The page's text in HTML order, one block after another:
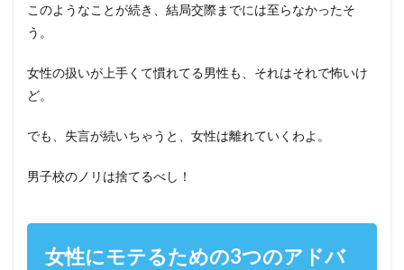
このようなことが続き、結局交際までには至らなかったそ
う。
女性の扱いが上手くて慣れてる男性も、それはそれで怖いけ
ど。
でも、失言が続いちゃうと、女性は離れていくわよ。
男子校のノリは捨てるべし！
女性にモテるための3つのアドバ